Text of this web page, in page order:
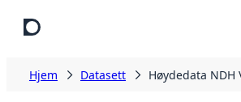
Hjem Datasett Høydedata NDH